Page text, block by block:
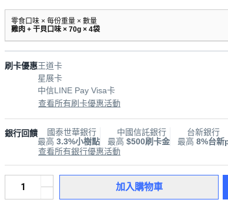
零食口味 × 每份重量 × 數量
雞肉 + 干貝口味 × 70g × 4袋
刷卡優惠王道卡
星展卡
中信LINE Pay Visa卡
查看所有刷卡優惠活動
銀行回饋
國泰世華銀行
最高 3.3%小樹點
中國信託銀行
最高 $500刷卡金
台新銀行
最高 8%台
查看所有銀行優惠活動
加入購物車